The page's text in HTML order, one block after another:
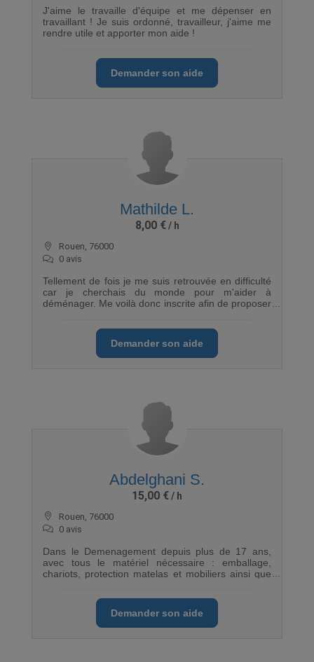
J'aime le travaille d'équipe et me dépenser en
travaillant ! Je suis ordonné, travailleur, j'aime me
rendre utile et apporter mon aide !
Demander son aide
Mathilde L.
8,00 €
Rouen, 76000
0 avis
Tellement de fois je me suis retrouvée en difficulté
car je cherchais du monde pour m'aider à
déménager. Me voilà donc inscrite afin de proposer
fera passer une bonne journée. Oui je suis une fille
mais moi aussi j'ai des biscotos ! À bientôt
Demander son aide
Abdelghani S.
15,00 €
Rouen, 76000
0 avis
Dans le Demenagement depuis plus de 17 ans,
avec tous le matériel nécessaire : emballage,
chariots, protection matelas et mobiliers ainsi que
sérieux et très soigné, Cordialement
Demander son aide